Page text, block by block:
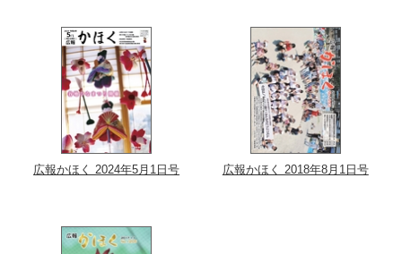
広報かほく 2024年5月1日号 広報かほく 2018年8月1日号